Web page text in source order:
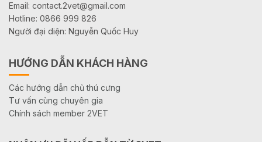
Email: contact.2vet@gmail.com
Hotline: 0866 999 826
Người đại diện: Nguyễn Quốc Huy
HƯỚNG DẪN KHÁCH HÀNG
Các hướng dẫn chủ thú cưng
Tư vấn cùng chuyên gia
Chính sách member 2VET